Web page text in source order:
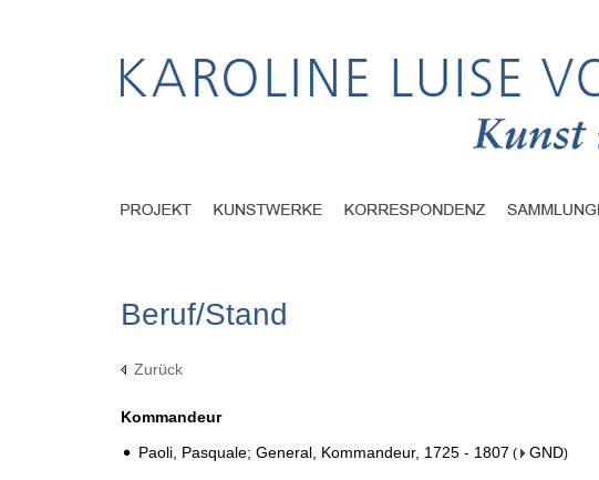
Beruf/Stand
Zurück
Kommandeur
Paoli, Pasquale; General, Kommandeur, 1725 - 1807 ( GND)